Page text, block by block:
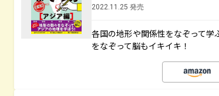
2022.11.25 発売
各国の地形や関係性をなぞって
をなぞって脳もイキイキ！